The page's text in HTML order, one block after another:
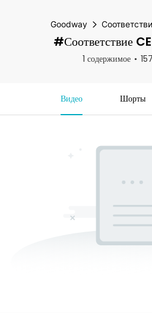
Goodway
#Соответствие
1 содержимое
Видео Шорты